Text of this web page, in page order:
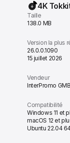
4K
Taille
138.0 MB
Version la plus
26.0.0.1090
15 juillet 2026
Vendeur
InterPromo
Compatibilité
Windows 11 et
macOS 12 et
Ubuntu 22.04